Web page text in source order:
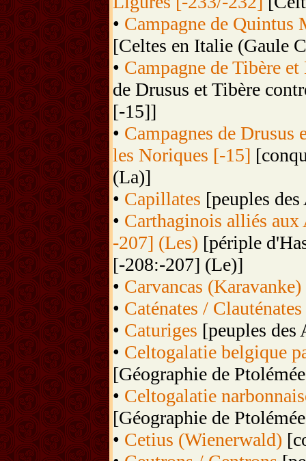
• Campagne de Quintus
[Celtes en Italie (Gaule
• Campagne de Tibère
de Drusus et Tibère
[-15]]
• Campagnes de Drusus
les Noriques [-15]
(La)]
• Capillates [peuples
• Carthaginois alliés aux
-207] (Les) [périple
[-208:-207] (Le)]
• Carvancas (Karavanke)
• Caténates / Clauténates
• Caturiges [peuples des
• Celtogalatie belgique
[Géographie de
• Celtogalatie
[Géographie de
• Cetius (Wienerwald)